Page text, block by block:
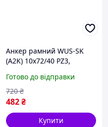
Анкер рамний WUS-SK
(A2K) 10x72/40 PZ3,
арт. 091043672 )
Готово до відправки
482₴
720 ₴
Купити